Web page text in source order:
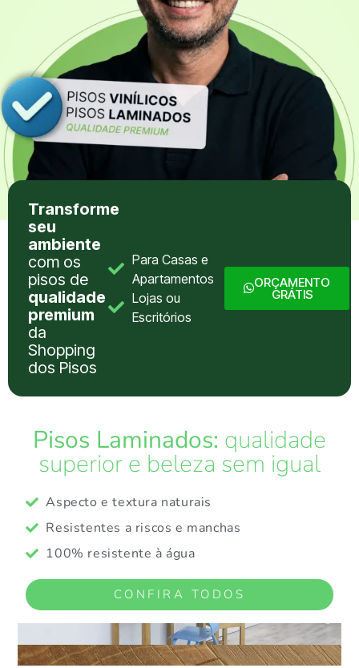
Transforme
seu
ambiente
com os
pisos de
qualidade
premium
da
Shopping
dos Pisos
Para Casas e
Apartamentos
Lojas ou
Escritórios
ORÇAMENTO
GRÁTIS
Pisos Laminados: qualidade
superior e beleza sem igual
Aspecto e textura naturais
Resistentes a riscos e manchas
100% resistente à água
CONFIRA TODOS